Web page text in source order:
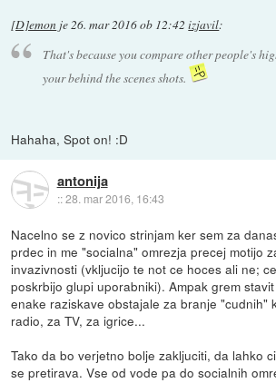
[D]emon je26. mar 2016 ob 12:42 izjavil:
That's because you compare other people's
your behind the scenes shots.
Hahaha, Spot on! :D
antonija
::28. mar 2016, 16:43
Nacelno se z novico strinjam ker sem za
prdec in me "socialna" omrezja precej motijo
invazivnosti (vkljucijo te not ce hoces ali ne;
poskrbijo glupi uporabniki). Ampak grem
enake raziskave obstajale za branje "cudnih"
radio, za TV, za igrice...
Tako da bo verjetno bolje zakljuciti, da lahko
se pretirava. Vse od vode pa do socialnih